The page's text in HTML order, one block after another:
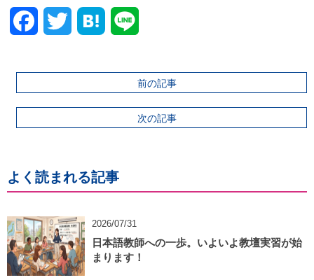
FacebookTwitter
前の記事
次の記事
よく読まれる記事
2026/07/31
日本語教師への一歩。いよいよ教壇実習が始
まります！